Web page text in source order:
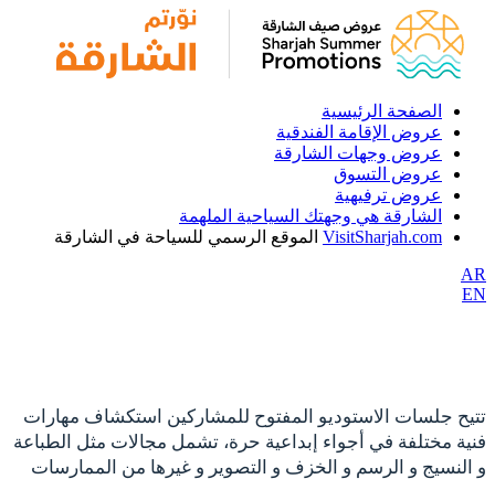
الصفحة الرئيسية
عروض الإقامة الفندقية
عروض وجهات الشارقة
عروض التسوق
عروض ترفيهية
الشارقة هي وجهتك السياحية الملهمة
VisitSharjah.com الموقع الرسمي للسياحة في الشارقة
AR
EN
تتيح جلسات الاستوديو المفتوح للمشاركين استكشاف مهارات
فنية مختلفة في أجواء إبداعية حرة، تشمل مجالات مثل الطباعة
و النسيج و الرسم و الخزف و التصوير و غيرها من الممارسات